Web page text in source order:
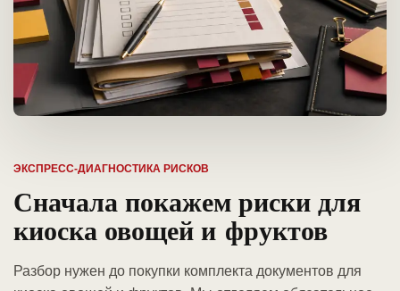
ЭКСПРЕСС-ДИАГНОСТИКА РИСКОВ
Сначала покажем риски для
киоска овощей и фруктов
Разбор нужен до покупки комплекта документов для